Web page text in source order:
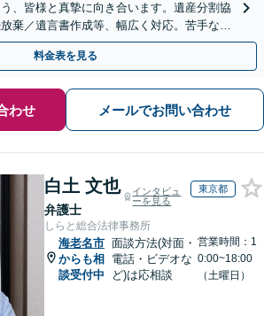
、皆様と真摯に向き合います。遺産分割協
棄／遺言書作成等、幅広く対応。苦手な親
◎【分かりやすい費用体系】
料金表を見る
わせ メールでお問い合わせ
白土 文也
弁護士
インタビュ
ーを見る
東京都
しらと総合法律事務所
海老名市
からも相
談受付中
面談方法(対面・
電話・ビデオな
ど)は応相談
営業時間：1
0:00~18:00
（土曜日）